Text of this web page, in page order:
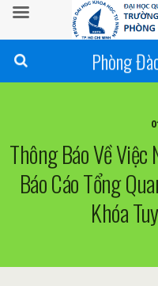
Phòng
Thông Báo Về Việc
Báo Cáo Tổng
Khóa